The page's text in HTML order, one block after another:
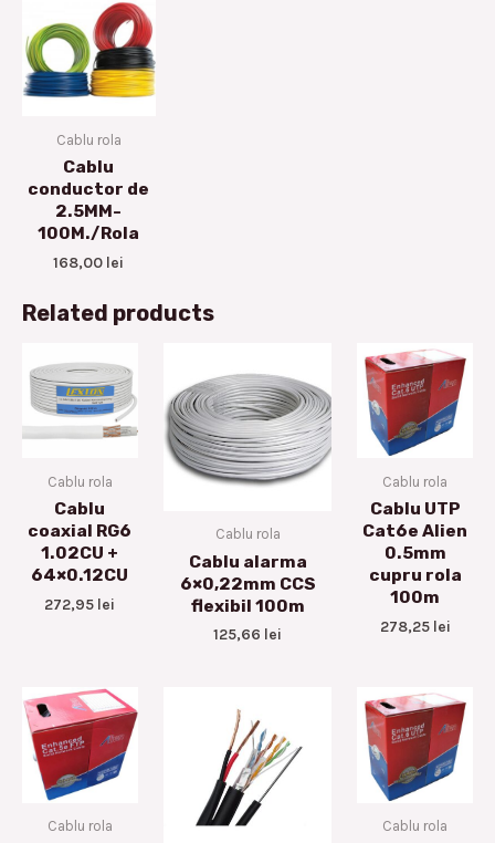
Cablu rola
Cablu
conductor de
2.5MM-
100M./Rola
168,00 lei
Related products
Cablu rola
Cablu
coaxial RG6
1.02CU +
64×0.12CU
272,95 lei
Cablu rola
Cablu alarma
6×0,22mm CCS
flexibil 100m
125,66 lei
Cablu rola
Cablu UTP
Cat6e Alien
0.5mm
cupru rola
100m
278,25 lei
Cablu rola Cablu rola